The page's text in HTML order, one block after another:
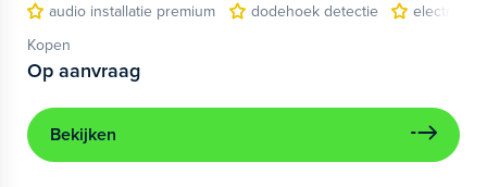
audio installatie premium
dodehoek detectie
electronic
Kopen
Op aanvraag
Bekijken